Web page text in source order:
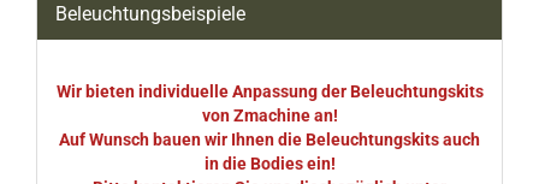
Beleuchtungsbeispiele
Wir bieten individuelle Anpassung der Beleuchtungskits
von Zmachine an!
Auf Wunsch bauen wir Ihnen die Beleuchtungskits auch
in die Bodies ein!